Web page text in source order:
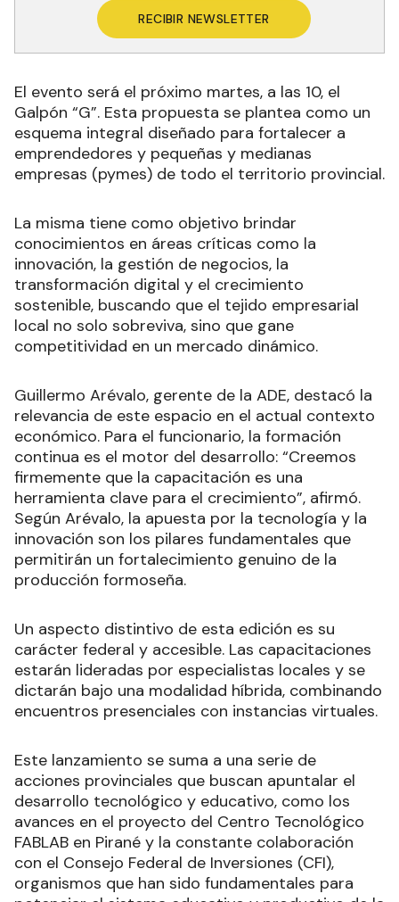
RECIBIR NEWSLETTER
El evento será el próximo martes, a las 10, el
Galpón “G”. Esta propuesta se plantea como un
esquema integral diseñado para fortalecer a
emprendedores y pequeñas y medianas
empresas (pymes) de todo el territorio provincial.
La misma tiene como objetivo brindar
conocimientos en áreas críticas como la
innovación, la gestión de negocios, la
transformación digital y el crecimiento
sostenible, buscando que el tejido empresarial
local no solo sobreviva, sino que gane
competitividad en un mercado dinámico.
Guillermo Arévalo, gerente de la ADE, destacó la
relevancia de este espacio en el actual contexto
económico. Para el funcionario, la formación
continua es el motor del desarrollo: “Creemos
firmemente que la capacitación es una
herramienta clave para el crecimiento”, afirmó.
Según Arévalo, la apuesta por la tecnología y la
innovación son los pilares fundamentales que
permitirán un fortalecimiento genuino de la
producción formoseña.
Un aspecto distintivo de esta edición es su
carácter federal y accesible. Las capacitaciones
estarán lideradas por especialistas locales y se
dictarán bajo una modalidad híbrida, combinando
encuentros presenciales con instancias virtuales.
Este lanzamiento se suma a una serie de
acciones provinciales que buscan apuntalar el
desarrollo tecnológico y educativo, como los
avances en el proyecto del Centro Tecnológico
FABLAB en Pirané y la constante colaboración
con el Consejo Federal de Inversiones (CFI),
organismos que han sido fundamentales para